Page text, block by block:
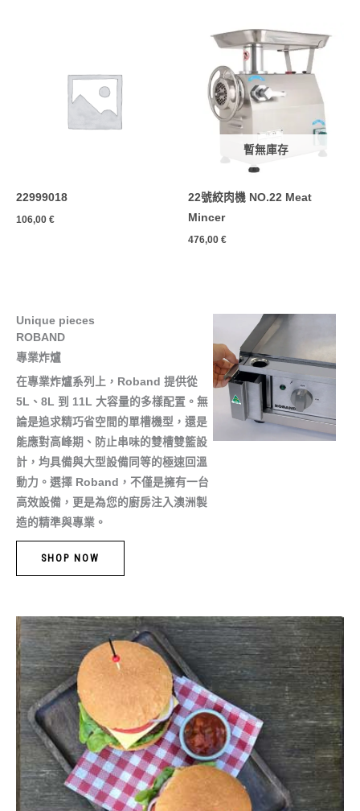
22999018
106,00 €
暫無庫存
22號絞肉機 NO.22 Meat
Mincer
476,00 €
Unique pieces
ROBAND
專業炸爐
在專業炸爐系列上，Roband 提供從
5L、8L 到 11L 大容量的多樣配置。無
論是追求精巧省空間的單槽機型，還是
能應對高峰期、防止串味的雙槽雙籃設
計，均具備與大型設備同等的極速回溫
動力。選擇 Roband，不僅是擁有一台
高效設備，更是為您的廚房注入澳洲製
造的精準與專業。
SHOP NOW